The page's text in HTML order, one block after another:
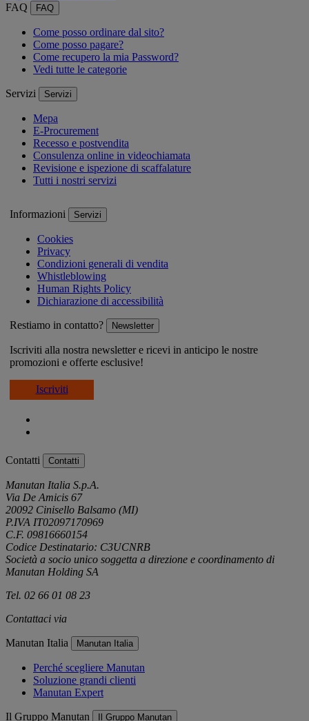
FAQ
FAQ
Come posso ordinare dal sito?
Come posso pagare?
Come recupero la mia Password?
Vedi tutte le categorie
Servizi Servizi
Mepa
E-Procurement
Recesso e postvendita
Consulenza online in videochiamata
Revisione e ispezione di scaffalature
Tutti i nostri servizi
Informazioni Servizi
Cookies
Privacy
Condizioni generali di vendita
Whistleblowing
Human Rights Policy
Dichiarazione di accessibilità
Restiamo in contatto? Newsletter
Iscriviti alla nostra newsletter e ricevi in anticipo le nostre
promozioni e offerte esclusive!
Iscriviti
Contatti Contatti
Manutan Italia S.p.A.
Via De Amicis 67
20092 Cinisello Balsamo (MI)
P.IVA IT02097170969
C.F. 09816660154
Codice Destinatario: C3UCNRB
Società a socio unico soggetta a direzione e coordinamento di
Manutan Holding SA
Tel. 02 66 01 08 23
Contattaci via
Manutan Italia Manutan Italia
Perché scegliere Manutan
Soluzione grandi clienti
Manutan Expert
Il Gruppo Manutan Il Gruppo Manutan